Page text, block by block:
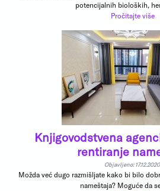
potencijalnih bioloških,
Pročitajte više
Knjigovodstvena
rentiranje
Objavljeno: 17.12.2020.
Možda već dugo razmišljate kako bi bilo
nameštaja? Moguće da